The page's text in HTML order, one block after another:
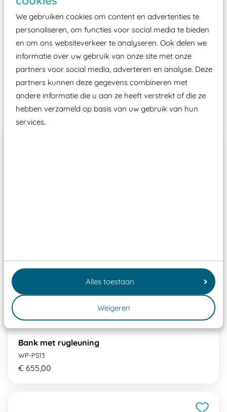
We gebruiken cookies om content en advertenties te
personaliseren, om functies voor social media te bieden
en om ons websiteverkeer te analyseren. Ook delen we
informatie over uw gebruik van onze site met onze
partners voor social media, adverteren en analyse. Deze
partners kunnen deze gegevens combineren met
andere informatie die u aan ze heeft verstrekt of die ze
hebben verzameld op basis van uw gebruik van hun
services.
Alles toestaan
Weigeren
aangewezen keuringsinstantie?
Wij ook speeltoestellen kunnen laten keuren zodat
ze toch binnen het Warenwetbesluit Attractie- en
Speeltoestellen vallen?
Past er goed bij
Bank met rugleuning
WP-PS13
€ 655,00